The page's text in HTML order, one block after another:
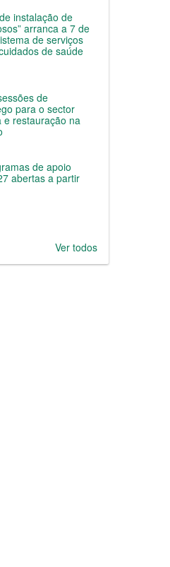
instalação de
arranca a 7 de
de serviços
de saúde
de
para o sector
e restauração na
de apoio
abertas a partir
Ver todos